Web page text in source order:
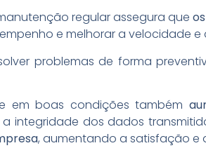
regular assegura que
e melhorar a velocidade
problemas de forma
em boas condições também
integridade dos dados
, aumentando a satisfação e